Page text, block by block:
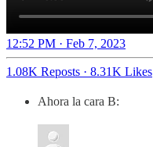
12:52 PM · Feb 7, 2023
1.08K Reposts · 8.31K Likes
Ahora la cara B: